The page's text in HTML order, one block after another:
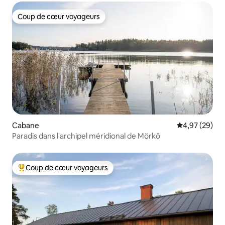
Coup de cœur voyageurs
Coup de cœur voyageurs
Cabane Évaluation
4,97 (29)
Paradis dans l'archipel méridional de Mörkö
Coups de cœur voyageurs les plus appréciés
Coup de cœur voyageurs